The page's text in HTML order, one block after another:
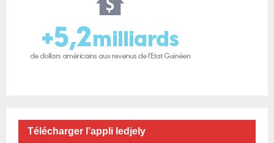
Télécharger l’appli ledjely